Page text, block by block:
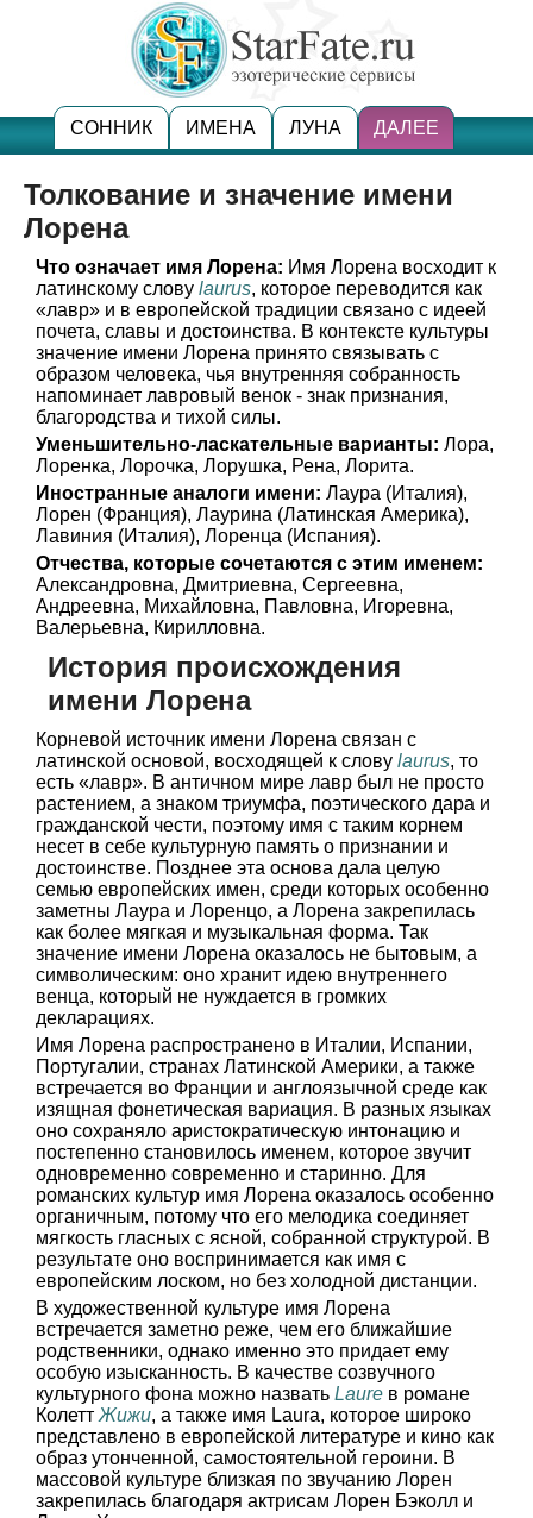
СОННИК ИМЕНА ЛУНА ДАЛЕЕ
Толкование и значение имени
Лорена
Что означает имя Лорена: Имя Лорена восходит к
латинскому слову laurus, которое переводится как
«лавр» и в европейской традиции связано с идеей
почета, славы и достоинства. В контексте культуры
значение имени Лорена принято связывать с
образом человека, чья внутренняя собранность
напоминает лавровый венок - знак признания,
благородства и тихой силы.
Уменьшительно-ласкательные варианты: Лора,
Лоренка, Лорочка, Лорушка, Рена, Лорита.
Иностранные аналоги имени: Лаура (Италия),
Лорен (Франция), Лаурина (Латинская Америка),
Лавиния (Италия), Лоренца (Испания).
Отчества, которые сочетаются с этим именем:
Александровна, Дмитриевна, Сергеевна,
Андреевна, Михайловна, Павловна, Игоревна,
Валерьевна, Кирилловна.
История происхождения
имени Лорена
Корневой источник имени Лорена связан с
латинской основой, восходящей к слову laurus, то
есть «лавр». В античном мире лавр был не просто
растением, а знаком триумфа, поэтического дара и
гражданской чести, поэтому имя с таким корнем
несет в себе культурную память о признании и
достоинстве. Позднее эта основа дала целую
семью европейских имен, среди которых особенно
заметны Лаура и Лоренцо, а Лорена закрепилась
как более мягкая и музыкальная форма. Так
значение имени Лорена оказалось не бытовым, а
символическим: оно хранит идею внутреннего
венца, который не нуждается в громких
декларациях.
Имя Лорена распространено в Италии, Испании,
Португалии, странах Латинской Америки, а также
встречается во Франции и англоязычной среде как
изящная фонетическая вариация. В разных языках
оно сохраняло аристократическую интонацию и
постепенно становилось именем, которое звучит
одновременно современно и старинно. Для
романских культур имя Лорена оказалось особенно
органичным, потому что его мелодика соединяет
мягкость гласных с ясной, собранной структурой. В
результате оно воспринимается как имя с
европейским лоском, но без холодной дистанции.
В художественной культуре имя Лорена
встречается заметно реже, чем его ближайшие
родственники, однако именно это придает ему
особую изысканность. В качестве созвучного
культурного фона можно назвать Laure в романе
Колетт Жижи, а также имя Laura, которое широко
представлено в европейской литературе и кино как
образ утонченной, самостоятельной героини. В
массовой культуре близкая по звучанию Лорен
закрепилась благодаря актрисам Лорен Бэколл и